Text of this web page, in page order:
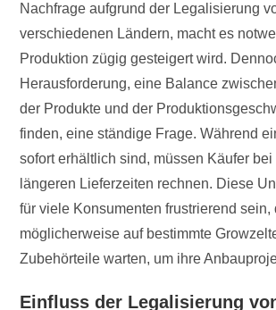
Nachfrage aufgrund der Legalisierung
verschiedenen Ländern, macht es
Produktion zügig gesteigert wird.
Herausforderung, eine Balance
der Produkte und der
finden, eine ständige Frage. Während
sofort erhältlich sind, müssen Käufer
längeren Lieferzeiten rechnen. Diese
für viele Konsumenten frustrierend sein,
möglicherweise auf bestimmte
Zubehörteile warten, um ihre
Einfluss der Legalisierung